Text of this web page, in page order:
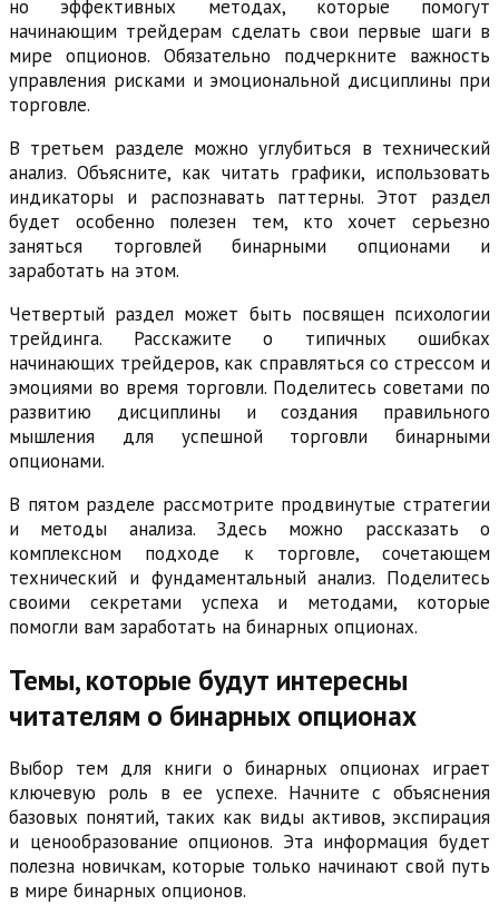
но эффективных методах, которые помогут
начинающим трейдерам сделать свои первые шаги в
мире опционов. Обязательно подчеркните важность
управления рисками и эмоциональной дисциплины при
торговле.
В третьем разделе можно углубиться в технический
анализ. Объясните, как читать графики, использовать
индикаторы и распознавать паттерны. Этот раздел
будет особенно полезен тем, кто хочет серьезно
заняться торговлей бинарными опционами и
заработать на этом.
Четвертый раздел может быть посвящен психологии
трейдинга. Расскажите о типичных ошибках
начинающих трейдеров, как справляться со стрессом и
эмоциями во время торговли. Поделитесь советами по
развитию дисциплины и создания правильного
мышления для успешной торговли бинарными
опционами.
В пятом разделе рассмотрите продвинутые стратегии
и методы анализа. Здесь можно рассказать о
комплексном подходе к торговле, сочетающем
технический и фундаментальный анализ. Поделитесь
своими секретами успеха и методами, которые
помогли вам заработать на бинарных опционах.
Темы, которые будут интересны
читателям о бинарных опционах
Выбор тем для книги о бинарных опционах играет
ключевую роль в ее успехе. Начните с объяснения
базовых понятий, таких как виды активов, экспирация
и ценообразование опционов. Эта информация будет
полезна новичкам, которые только начинают свой путь
в мире бинарных опционов.